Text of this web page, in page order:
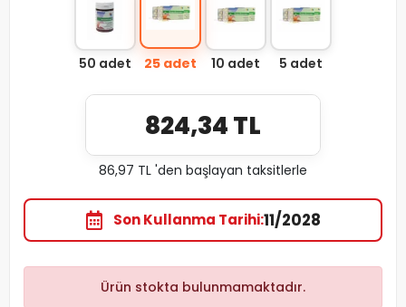
50 adet 25 adet 10 adet 5 adet
824,34 TL
86,97 TL 'den başlayan taksitlerle
Son Kullanma Tarihi11/2028
Ürün stokta bulunmamaktadır.